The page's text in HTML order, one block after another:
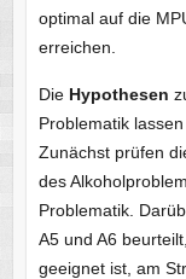
optimal auf die
erreichen.
Die Hypothesen
Problematik
Zunächst prüfen
des
Problematik.
A5 und A6
geeignet ist, am